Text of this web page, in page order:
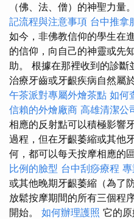
（佛、法、僧）的神聖力量。
記流程與注意事項 台中推拿
如今，非佛教信仰的學生在
的信仰，向自己的神靈或先
助。 根據在那裡收到的診斷
治療牙齒或牙齦疾病自然屬
午茶派對專屬外燴茶點 如何
信賴的外燴廠商 高雄清潔公
相應的反射點可以積極影響
過程，但在牙齦萎縮或其他
何，都可以每天按摩相應的
比例的臉型 台中刮痧療程
或其他晚期牙齦萎縮（為了
放鬆按摩期間的所有三個程
開始。 如何辦理護照 它的